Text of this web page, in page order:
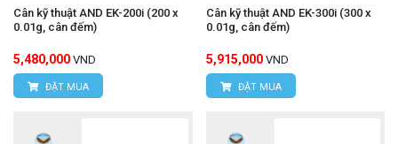
Cân kỹ thuật AND EK-200i (200 x
0.01g, cân đếm)
5,480,000 VND
ĐẶT MUA
Cân kỹ thuật AND EK-300i (300 x
0.01g, cân đếm)
5,915,000 VND
ĐẶT MUA